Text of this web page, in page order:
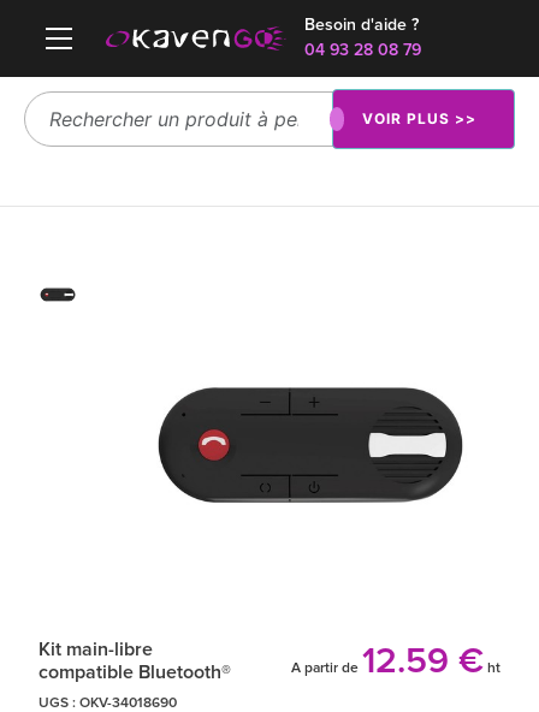
Besoin d'aide ?
04 93 28 08 79
VOIR PLUS >>
Kit main-libre
compatible Bluetooth®
A partir de 12.59 € ht
UGS : OKV-34018690